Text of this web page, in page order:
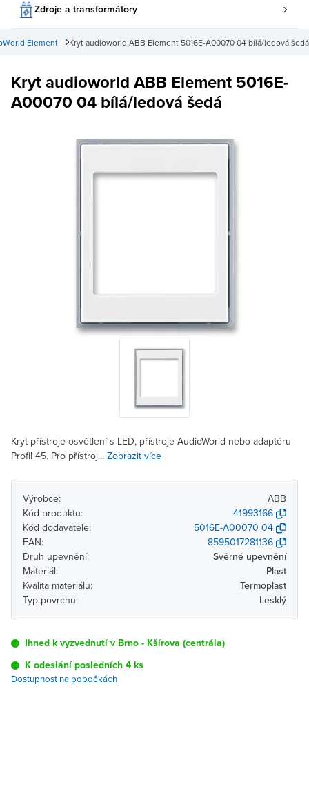
Zdroje a transformátory
Kryt audioworld ABB Element 5016E-A00070 04 bílá/ledová šedá
Element
Kryt audioworld ABB Element 5016E-
A00070 04 bílá/ledová šedá
Kryt přístroje osvětlení s LED, přístroje AudioWorld nebo adaptéru
Profil 45. Pro přístroj... Zobrazit více
Výrobce:
ABB
Kód produktu:
41993166
Kód dodavatele:
5016E-A00070 04
EAN:
8595017281136
Druh upevnění:
Svěrné upevnění
Materiál:
Plast
Kvalita materiálu:
Termoplast
Typ povrchu:
Lesklý
Ihned k vyzvednutí v Brno - Kšírova (centrála)
K odeslání posledních 4 ks
Dostupnost na pobočkách